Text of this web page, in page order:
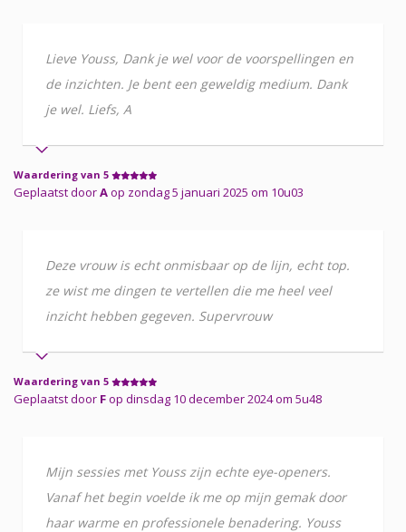
Lieve Youss, Dank je wel voor de voorspellingen en
de inzichten. Je bent een geweldig medium. Dank
je wel. Liefs, A
Waardering van 5
Geplaatst doorAop zondag 5 januari 2025 om 10u03
Deze vrouw is echt onmisbaar op de lijn, echt top.
ze wist me dingen te vertellen die me heel veel
inzicht hebben gegeven. Supervrouw
Waardering van 5
Geplaatst door Fop dinsdag 10 december 2024 om 5u48
Mijn sessies met Youss zijn echte eye-openers.
Vanaf het begin voelde ik me op mijn gemak door
haar warme en professionele benadering. Youss